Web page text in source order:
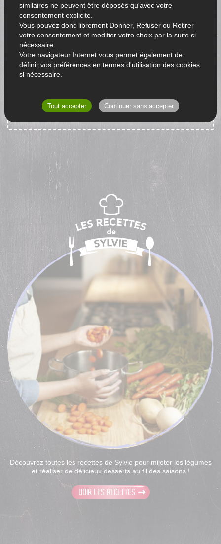
RETOUR À L'ACCUEIL
Découvrez toutes les recettes de Sylvie pour mijoter les légumes
et réaliser de délicieux desserts au fil des saisons !
VOIR LES RECETTES
similaires ne peuvent être déposés qu'avec votre
consentement explicite.
Vous pouvez donc librement Donner, Refuser ou Retirer
votre consentement et modifier votre choix par la suite si
nécessaire.
Votre navigateur Internet vous permet également de
définir vos préférences en termes d'utilisation des cookies
si nécessaire.
Tout accepter Continuer sans accepter